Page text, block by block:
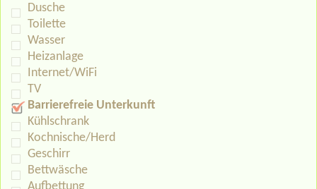
Dusche
Toilette
Wasser
Heizanlage
Internet/WiFi
TV
Barrierefreie Unterkunft
Kühlschrank
Kochnische/Herd
Geschirr
Bettwäsche
Aufbettung